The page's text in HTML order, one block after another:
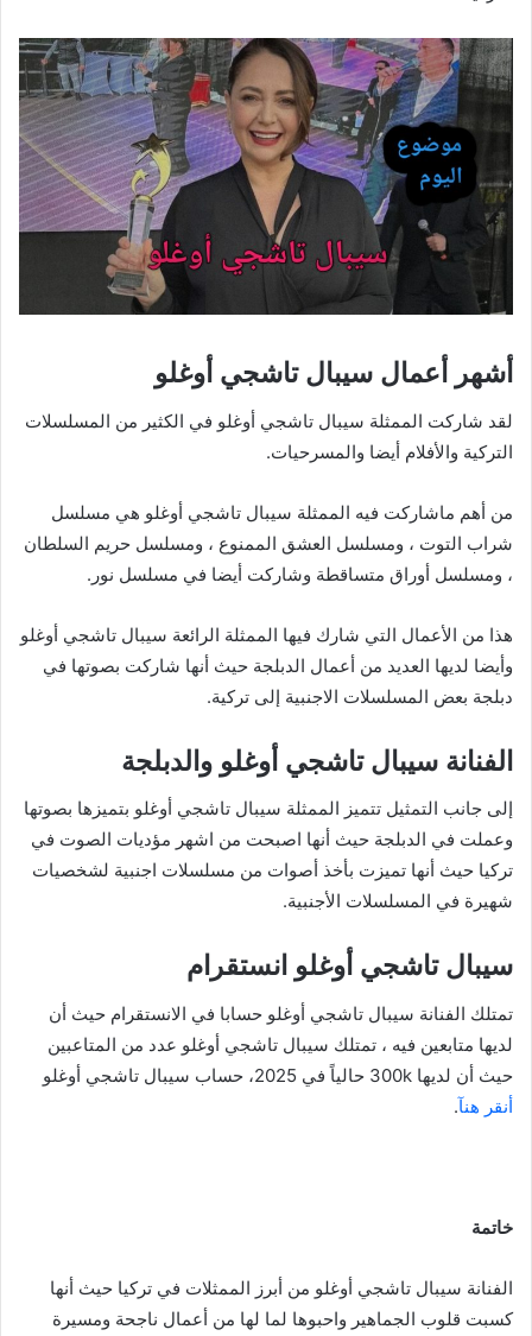
أشهر أعمال سيبال تاشجي أوغلو
لقد شاركت الممثلة سيبال تاشجي أوغلو في الكثير من المسلسلات
التركية والأفلام أيضا والمسرحيات.
من أهم ماشاركت فيه الممثلة سيبال تاشجي أوغلو هي مسلسل
شراب التوت ، ومسلسل العشق الممنوع ، ومسلسل حريم السلطان
، ومسلسل أوراق متساقطة وشاركت أيضا في مسلسل نور.
هذا من الأعمال التي شارك فيها الممثلة الرائعة سيبال تاشجي أوغلو
وأيضا لديها العديد من أعمال الدبلجة حيث أنها شاركت بصوتها في
دبلجة بعض المسلسلات الاجنبية إلى تركية.
الفنانة سيبال تاشجي أوغلو والدبلجة
إلى جانب التمثيل تتميز الممثلة سيبال تاشجي أوغلو بتميزها بصوتها
وعملت في الدبلجة حيث أنها اصبحت من اشهر مؤديات الصوت في
تركيا حيث أنها تميزت بأخذ أصوات من مسلسلات اجنبية لشخصيات
شهيرة في المسلسلات الأجنبية.
سيبال تاشجي أوغلو انستقرام
تمتلك الفنانة سيبال تاشجي أوغلو حسابا في الانستقرام حيث أن
لديها متابعين فيه ، تمتلك سيبال تاشجي أوغلو عدد من المتاعبين
حيث أن لديها 300k حالياً في 2025، حساب سيبال تاشجي أوغلو
أنقر هنآ.
خاتمة
الفنانة سيبال تاشجي أوغلو من أبرز الممثلات في تركيا حيث أنها
كسبت قلوب الجماهير واحبوها لما لها من أعمال ناجحة ومسيرة